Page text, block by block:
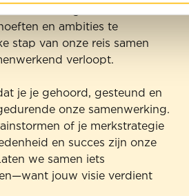
en ambities te
stap van onze reis samen
verloopt.
je je gehoord, gesteund en
onze samenwerking.
of je merkstrategie
en succes zijn onze
we samen iets
jouw visie verdient